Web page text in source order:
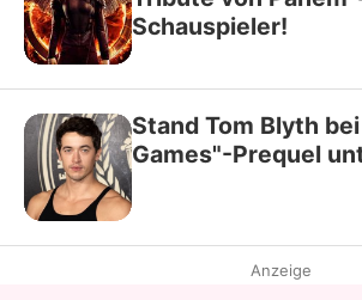
Schauspieler!
Stand Tom Blyth
Games"-Prequel
Anzeige